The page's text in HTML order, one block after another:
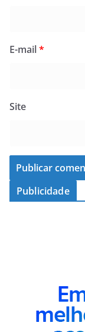
E-mail*
Site
Publicidade